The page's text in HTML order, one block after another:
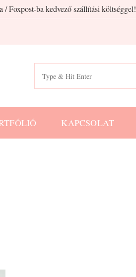
/ Foxpost-ba kedvező szállítási költséggel!
Search
for:
KAPCSOLAT